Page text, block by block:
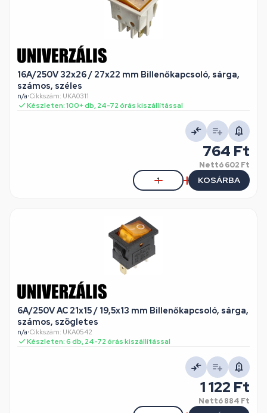
16A/250V 32x26 / 27x22 mm Billenőkapcsoló, sárga,
számos, széles
n/a•Cikkszám: UKA0311
Készleten: 100+ db, 24-72 órás kiszállítással
764 Ft
Nettó602 Ft
KOSÁRBA
6A/250V AC 21x15 / 19,5x13 mm Billenőkapcsoló, sárga,
számos, szögletes
n/a•Cikkszám: UKA0542
Készleten: 6 db, 24-72 órás kiszállítással
1 122 Ft
Nettó884 Ft